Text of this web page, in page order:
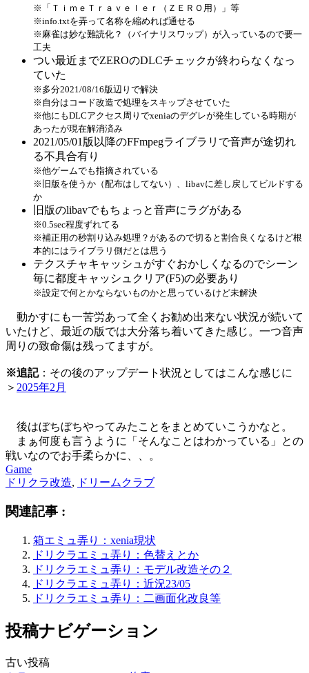
※「ＴｉｍｅＴｒａｖｅｌｅｒ（ＺＥＲＯ用）」等
※info.txtを弄って名称を縮めれば通せる
※麻雀は妙な難読化？（バイナリスワップ）が入っているので要一
工夫
つい最近までZEROのDLCチェックが終わらなくなっ
ていた
※多分2021/08/16版辺りで解決
※自分はコード改造で処理をスキップさせていた
※他にもDLCアクセス周りでxeniaのデグレが発生している時期が
あったが現在解消済み
2021/05/01版以降のFFmpegライブラリで音声が途切れ
る不具合有り
※他ゲームでも指摘されている
※旧版を使うか（配布はしてない）、libavに差し戻してビルドする
か
旧版のlibavでもちょっと音声にラグがある
※0.5sec程度ずれてる
※補正用の秒割り込み処理？があるので切ると割合良くなるけど根
本的にはライブラリ側だとは思う
テクスチャキャッシュがすぐおかしくなるのでシーン
毎に都度キャッシュクリア(F5)の必要あり
※設定で何とかならないものかと思っているけど未解決
動かすにも一苦労あって全くお勧め出来ない状況が続いて
いたけど、最近の版では大分落ち着いてきた感じ。一つ音声
周りの致命傷は残ってますが。
※追記：その後のアップデート状況としてはこんな感じに
＞ 2025年2月
後はぼちぼちやってみたことをまとめていこうかなと。
まぁ何度も言うように「そんなことはわかっている」との
戦いなのでお手柔らかに、、。
Game
ドリクラ改造, ドリームクラブ
関連記事 :
箱エミュ弄り：xenia現状
ドリクラエミュ弄り：色替えとか
ドリクラエミュ弄り：モデル改造その２
ドリクラエミュ弄り：近況23/05
ドリクラエミュ弄り：二画面化改良等
投稿ナビゲーション
古い投稿